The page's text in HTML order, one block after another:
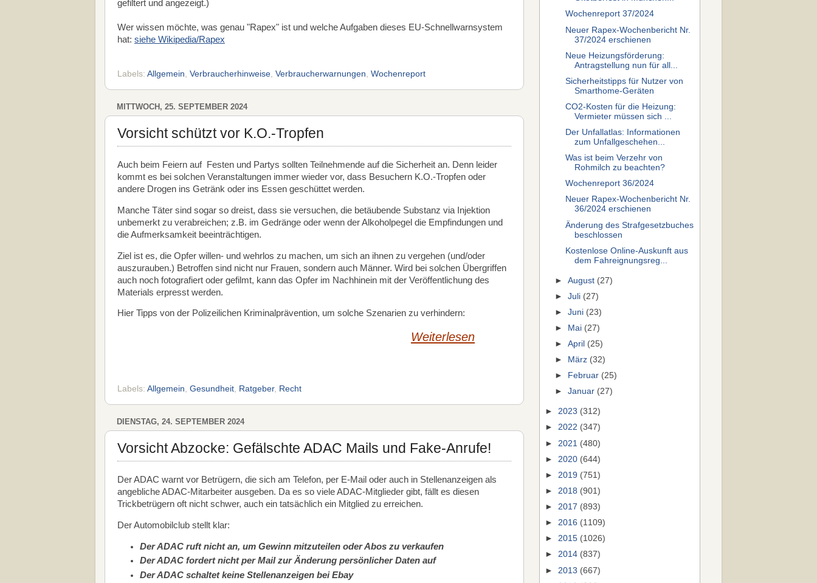
gefiltert und angezeigt.)
Wer wissen möchte, was genau "Rapex" ist und welche Aufgaben dieses EU-Schnellwarnsystem
hat: siehe Wikipedia/Rapex
Labels: Allgemein, Verbraucherhinweise, Verbraucherwarnungen, Wochenreport
MITTWOCH, 25. SEPTEMBER 2024
Vorsicht schützt vor K.O.-Tropfen
Auch beim Feiern auf Festen und Partys sollten Teilnehmende auf die Sicherheit an. Denn leider
kommt es bei solchen Veranstaltungen immer wieder vor, dass Besuchern K.O.-Tropfen oder
andere Drogen ins Getränk oder ins Essen geschüttet werden.
Manche Täter sind sogar so dreist, dass sie versuchen, die betäubende Substanz via Injektion
unbemerkt zu verabreichen; z.B. im Gedränge oder wenn der Alkoholpegel die Empfindungen und
die Aufmerksamkeit beeinträchtigen.
Ziel ist es, die Opfer willen- und wehrlos zu machen, um sich an ihnen zu vergehen (und/oder
auszurauben.) Betroffen sind nicht nur Frauen, sondern auch Männer. Wird bei solchen Übergriffen
auch noch fotografiert oder gefilmt, kann das Opfer im Nachhinein mit der Veröffentlichung des
Materials erpresst werden.
Hier Tipps von der Polizeilichen Kriminalprävention, um solche Szenarien zu verhindern:
Weiterlesen
Labels: Allgemein, Gesundheit, Ratgeber, Recht
DIENSTAG, 24. SEPTEMBER 2024
Vorsicht Abzocke: Gefälschte ADAC Mails und Fake-Anrufe!
Der ADAC warnt vor Betrügern, die sich am Telefon, per E-Mail oder auch in Stellenanzeigen als
angebliche ADAC-Mitarbeiter ausgeben. Da es so viele ADAC-Mitglieder gibt, fällt es diesen
Trickbetrügern oft nicht schwer, auch ein tatsächlich ein Mitglied zu erreichen.
Der Automobilclub stellt klar:
Der ADAC ruft nicht an, um Gewinn mitzuteilen oder Abos zu verkaufen
Der ADAC fordert nicht per Mail zur Änderung persönlicher Daten auf
Der ADAC schaltet keine Stellenanzeigen bei Ebay
Wochenreport 37/2024
Neuer Rapex-Wochenbericht Nr.
37/2024 erschienen
Neue Heizungsförderung:
Antragstellung nun für all...
Sicherheitstipps für Nutzer von
Smarthome-Geräten
CO2-Kosten für die Heizung:
Vermieter müssen sich ...
Der Unfallatlas: Informationen
zum Unfallgeschehen...
Was ist beim Verzehr von
Rohmilch zu beachten?
Wochenreport 36/2024
Neuer Rapex-Wochenbericht Nr.
36/2024 erschienen
Änderung des Strafgesetzbuches
beschlossen
Kostenlose Online-Auskunft aus
dem Fahreignungsreg...
►August (27)
►Juli (27)
►Juni (23)
►
Mai (27)
►April (25)
►
März (32)
►
Februar (25)
►Januar (27)
► 2023 (312)
► 2022 (347)
► 2021 (480)
► 2020 (644)
► 2019 (751)
► 2018 (901)
► 2017 (893)
► 2016 (1109)
► 2015 (1026)
► 2014 (837)
► 2013 (667)